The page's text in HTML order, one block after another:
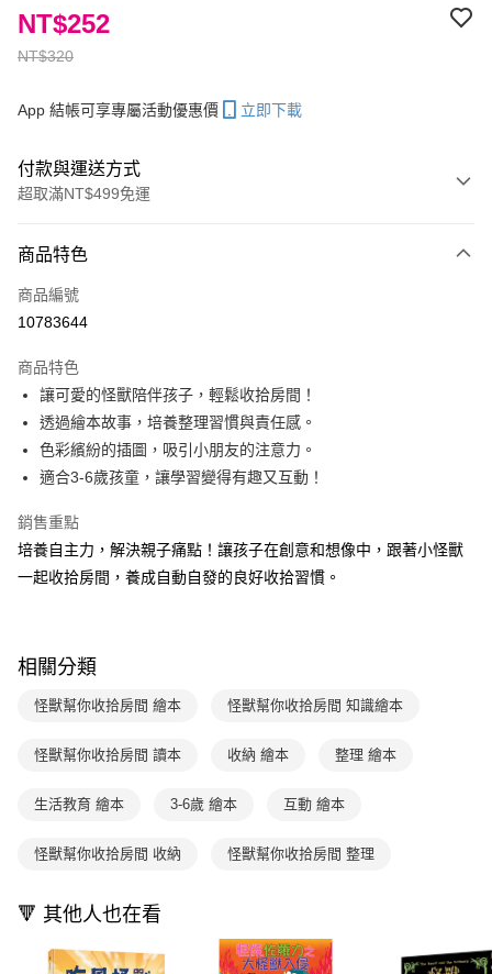
NT$320
NT$252
App 結帳可享專屬活動優惠價 立即下載
付款與運送方式
超取滿NT$499免運
信用卡一次付款
LINE Pay
大哥付你分期
相關說明
【大哥付你分期使用說明】
1.本服務由台灣大哥大提供，台灣大哥大用戶可立即使用無須另外申請。
2.付款方式選擇「大哥付你分期」，訂單成立後會自動跳轉到大哥付的交易
成交易。
3.實際核准額度、可分期數及費用金額請依後續交易確認頁面所載為準。
4.訂單成立30分鐘內，如未前往確認交易或遇審核未通過，訂單將自動取
消。如遇「轉專審核」未通過狀況，表示未達大哥付你分期系統評分，恕無
醒簡訊。
2.透過簡訊連結打開帳單後，可選擇「超商條碼／台灣大直營門市／銀行轉
帳／街口支付／iPASS MONEY」等通路繳費。
1.本服務係由「台灣大哥大股份有限公司」（以下簡稱本公司）所提供，讓
買賣價金債權讓與本公司後，依約使用本公司帳單繳交帳款。
由本公司與您本人進行分期帳單所需資料之確認、核對及更正。
AFTEE先享後付
相關說明
AFTEE先享後付是「在收到商品之後才付款」的支付方式。 讓您購物簡單
便利好安心！
１．簡單：不需註冊會員、不需綁卡、不需儲值。
２．便利：只要手機號碼，簡訊認證，即可結帳。
１．於結帳方式選擇「AFTEE先享後付」後，將跳轉至「AFTEE先享後付」
２．訂單成立數日內，您將收到繳費通知簡訊。
ATM／網路銀行／等多元方式進行付款，方視為交易完成。
※ 請注意：結帳手續完成當下不需立刻繳費，但若您需要取消訂單，請聯絡
後付繳納相關費用。
是否繳費成功／繳費後需取消欲退款等相關疑問，請聯繫「AFTEE先享後付
客戶支援中心」https://netprotections.freshdesk.com/support/home
【注意事項】
１．透過由恩沛科技股份有限公司提供之「AFTEE先享後付」服務完成之交
易，需依本服務之必要範圍內提供個人資料，並將交易相關給付款項請求債
權轉讓予恩沛科技股份有限公司。
ATM付款
運送方式
每筆NT$70，滿NT$800(含以上)免運費
國內宅配/郵寄 (不適用離島、海外及郵局i郵箱)
每筆NT$200
商品特色
商品編號
10783644
商品特色
讓可愛的怪獸陪伴孩子，輕鬆收拾房間！
透過繪本故事，培養整理習慣與責任感。
色彩繽紛的插圖，吸引小朋友的注意力。
適合3-6歲孩童，讓學習變得有趣又互動！
銷售重點
培養自主力，解決親子痛點！讓孩子在創意和想像中，跟著小怪獸
一起收拾房間，養成自動自發的良好收拾習慣。
相關分類
怪獸幫你收拾房間 繪本 怪獸幫你收拾房間 知識繪本
怪獸幫你收拾房間 讀本 收納 繪本 整理 繪本
生活教育 繪本 3-6歲 繪本 互動 繪本
怪獸幫你收拾房間 收納 怪獸幫你收拾房間 整理
🔻 其他人也在看